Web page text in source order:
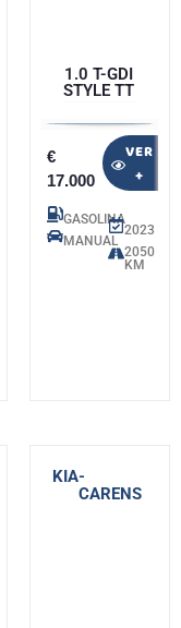
1.0 T-GDI
STYLE TT
€
17.000
VER
+
GASOLINA
MANUAL
2023
2050
KM
KIA-
CARENS